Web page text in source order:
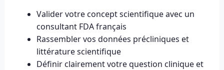
Valider votre concept scientifique avec un
consultant FDA français
Rassembler vos données précliniques et
littérature scientifique
Définir clairement votre question clinique et